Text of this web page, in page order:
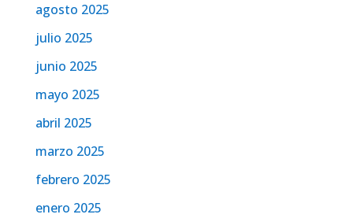
agosto 2025
julio 2025
junio 2025
mayo 2025
abril 2025
marzo 2025
febrero 2025
enero 2025